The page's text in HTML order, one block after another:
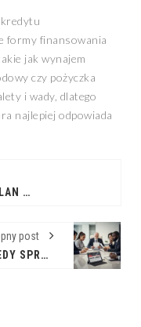
formy finansowania
jak wynajem
czy pożyczka
i wady, dlatego
najlepiej odpowiada
LEAN CANVAS: TWÓJ PLAN NA SUKCES STARTUPU
post
LITIGATION PR: KIEDY SPRAWA SĄDOWA WYMAGA PROFESJONALNEJ KOMUNIKACJI